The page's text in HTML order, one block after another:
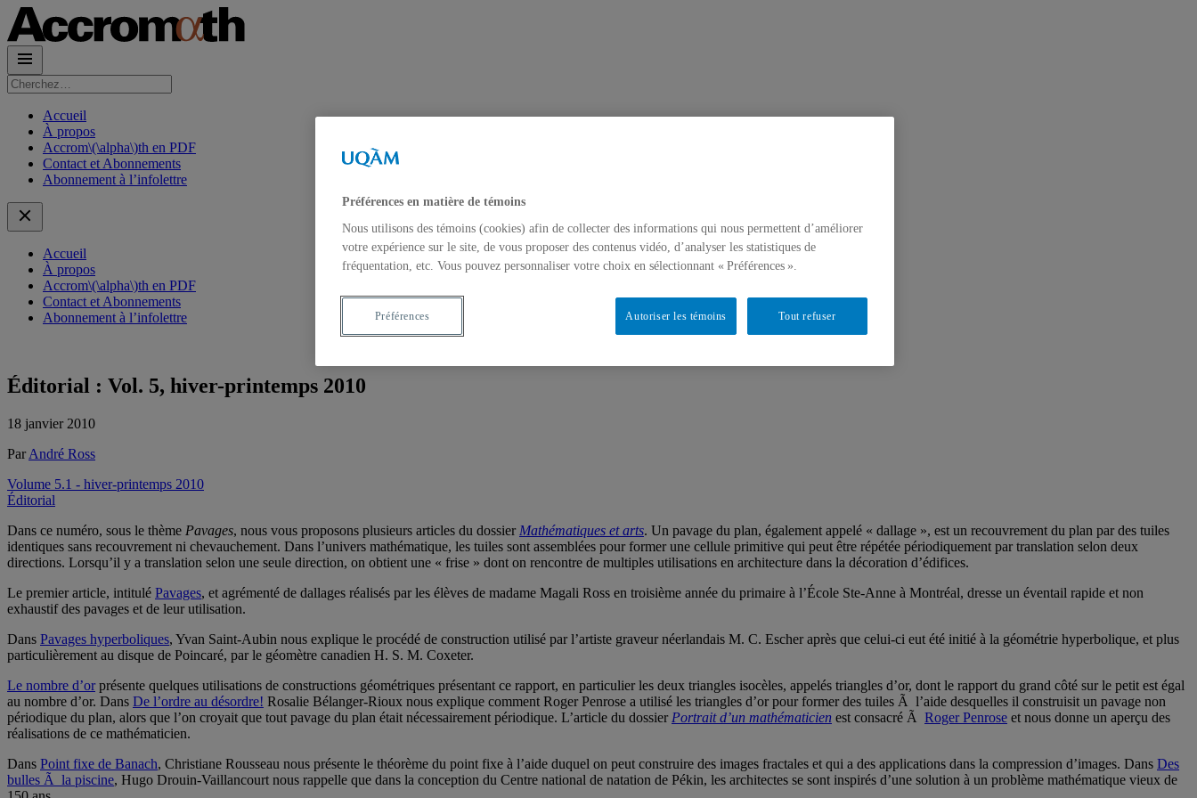
Rechercher :
Accueil
À propos
Accrom\(\alpha\)th en PDF
Contact et Abonnements
Abonnement à l’infolettre
Accueil
À propos
Accrom\(\alpha\)th en PDF
Contact et Abonnements
Abonnement à l’infolettre
Éditorial : Vol. 5, hiver-printemps 2010
18 janvier 2010
ParAndré Ross
Volume 5.1 - hiver-printemps 2010
Éditorial
Dans ce numéro, sous le thème Pavages, nous vous proposons plusieurs articles du dossier Mathématiques et arts. Un pavage du plan, également appelé « dallage », est un recouvrement du plan par des tuiles
identiques sans recouvrement ni chevauchement. Dans l’univers mathématique, les tuiles sont assemblées pour former une cellule primitive qui peut être répétée périodiquement par translation selon deux
directions. Lorsqu’il y a translation selon une seule direction, on obtient une « frise » dont on rencontre de multiples utilisations en architecture dans la décoration d’édifices.
Le premier article, intitulé Pavages, et agrémenté de dallages réalisés par les élèves de madame Magali Ross en troisième année du primaire à l’École Ste-Anne à Montréal, dresse un éventail rapide et non
exhaustif des pavages et de leur utilisation.
Dans Pavages hyperboliques, Yvan Saint-Aubin nous explique le procédé de construction utilisé par l’artiste graveur néerlandais M. C. Escher après que celui-ci eut été initié à la géométrie hyperbolique, et plus
particulièrement au disque de Poincaré, par le géomètre canadien H. S. M. Coxeter.
Le nombre d’orprésente quelques utilisations de constructions géométriques présentant ce rapport, en particulier les deux triangles isocèles, appelés triangles d’or, dont le rapport du grand côté sur le petit est égal
au nombre d’or. Dans De l’ordre au désordre! Rosalie Bélanger-Rioux nous explique comment Roger Penrose a utilisé les triangles d’or pour former des tuiles Ã l’aide desquelles il construisit un pavage non
périodique du plan, alors que l’on croyait que tout pavage du plan était nécessairement périodique. L’article du dossier Portrait d’un mathématicien est consacré Ã Roger Penrose et nous donne un aperçu des
réalisations de ce mathématicien.
Dans Point fixe de Banach, Christiane Rousseau nous présente le théorème du point fixe à l’aide duquel on peut construire des images fractales et qui a des applications dans la compression d’images. Dans Des
bulles Ã la piscine, Hugo Drouin-Vaillancourt nous rappelle que dans la conception du Centre national de natation de Pékin, les architectes se sont inspirés d’une solution à un problème mathématique vieux de
Préférences en matière de témoins
Nous utilisons des témoins (cookies) afin de collecter des informations qui nous permettent d’améliorer
votre expérience sur le site, de vous proposer des contenus vidéo, d’analyser les statistiques de
fréquentation, etc. Vous pouvez personnaliser votre choix en sélectionnant « Préférences ».
Tout refuser
Autoriser les témoins
Préférences